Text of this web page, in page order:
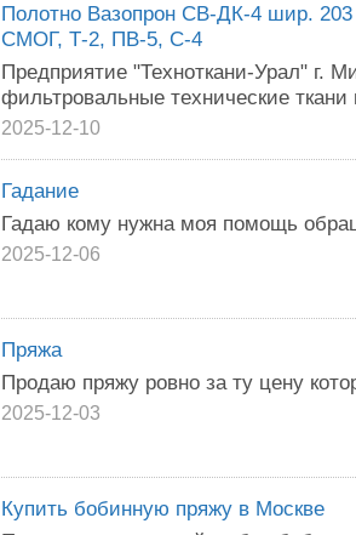
Полотно Вазопрон СВ-ДК-4 шир.
СМОГ, Т-2, ПВ-5, С-4
Предприятие "Техноткани-Урал" г.
фильтровальные технические
2025-12-10
Гадание
Гадаю кому нужна моя помощь
2025-12-06
Пряжа
Продаю пряжу ровно за ту цену
2025-12-03
Купить бобинную пряжу в Москве